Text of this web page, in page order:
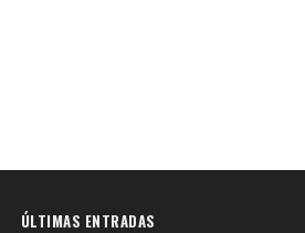
ÚLTIMAS ENTRADAS